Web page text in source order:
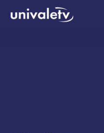
conteúdo